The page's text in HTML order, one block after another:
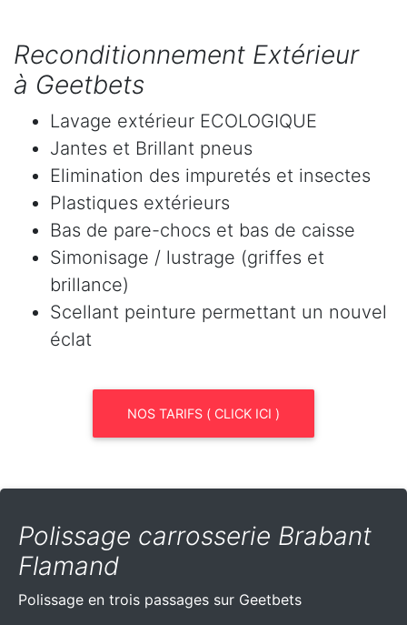
Reconditionnement Extérieur
à Geetbets
Lavage extérieur ECOLOGIQUE
Jantes et Brillant pneus
Elimination des impuretés et insectes
Plastiques extérieurs
Bas de pare-chocs et bas de caisse
Simonisage / lustrage (griffes et
brillance)
Scellant peinture permettant un nouvel
éclat
NOS TARIFS ( CLICK ICI )
Polissage carrosserie Brabant
Flamand
Polissage en trois passages sur Geetbets